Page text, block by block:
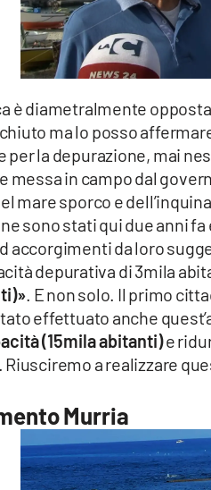
è diametralmente
ma lo posso
la depurazione, mai
messa in campo dal
mare sporco e
sono stati qui due anni
accorgimenti da loro
depurativa di 3mila
. E non solo. Il primo
effettuato anche
(15mila abitanti)e
Riusciremo a realizzare
Murria